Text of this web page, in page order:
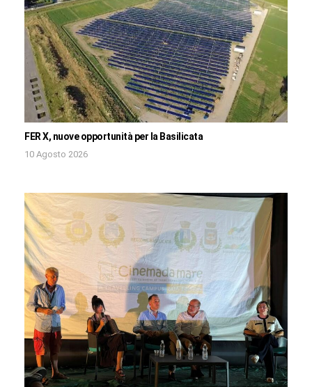
FER X, nuove opportunità per la Basilicata
10 Agosto 2026